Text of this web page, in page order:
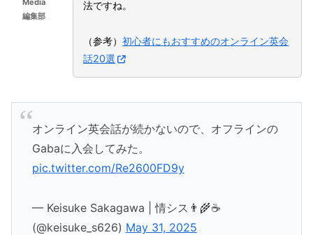
Media
編集部
法ですね。
（参考）初心者にもおすすめのオンライン英会
話20選
オンライン英会話が続かないので、オフラインの
Gabaに入会してみた。
pic.twitter.com/Re2600FD9y
— Keisuke Sakagawa | 情シス👨‍🌾☕️
(@keisuke_s626) May 31, 2025